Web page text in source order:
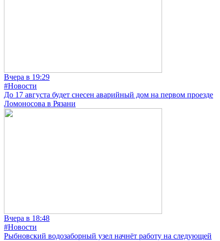
Вчера в 19:29
#Новости
До 17 августа будет снесен аварийный дом на первом проезде
Ломоносова в Рязани
Вчера в 18:48
#Новости
Рыбновский водозаборный узел начнёт работу на следующей